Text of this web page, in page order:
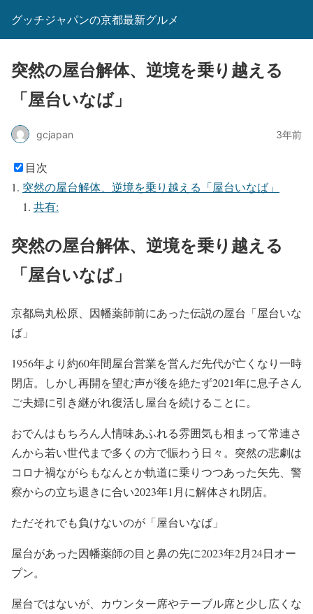
グッチジャパンの京都最新グルメ
突然の屋台解体、逆境を乗り越える
「屋台いなば」
gcjapan 3年前
目次
突然の屋台解体、逆境を乗り越える「屋台いなば」
共有:
突然の屋台解体、逆境を乗り越える
「屋台いなば」
京都烏丸松原、因幡薬師前にあった伝説の屋台「屋台いな
ば」
1956年より約60年間屋台営業を営んだ先代が亡くなり一時
閉店。しかし再開を望む声が後を絶たず2021年に息子さん
ご夫婦に引き継がれ復活し屋台を続けることに。
おでんはもちろん人情味あふれる雰囲気も相まって常連さ
んから若い世代まで多くの方で賑わう日々。突然の悲劇は
コロナ禍ながらもなんとか軌道に乗りつつあった矢先、警
察からの立ち退きに合い2023年1月に解体され閉店。
ただそれでも負けないのが「屋台いなば」
屋台があった因幡薬師の目と鼻の先に2023年2月24日オー
プン。
屋台ではないが、カウンター席やテーブル席と少し広くな